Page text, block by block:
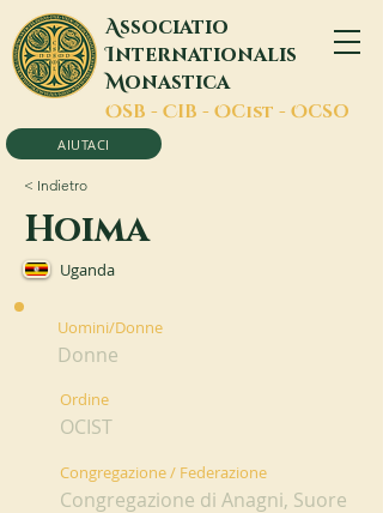
Associatio
Internationalis
Monastica
OSB - CIB - OCist - OCSO
AIUTACI
< Indietro
Hoima
Uganda
Uomini/Donne
Donne
Ordine
OCIST
Congregazione / Federazione
Congregazione di Anagni, Suore